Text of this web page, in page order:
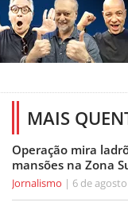
MAIS
Operação mira
mansões na Zona
Jornalismo 6 de